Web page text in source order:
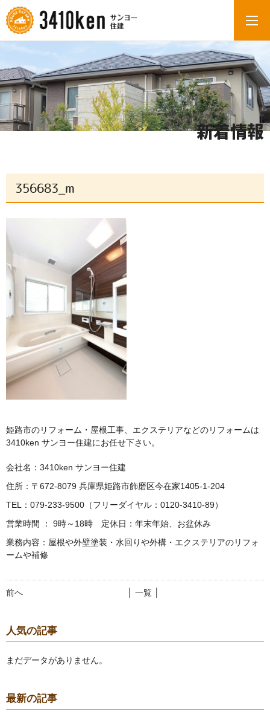
新着情報
356683_m
姫路市のリフォーム・屋根工事、エクステリアなどのリフォームは
3410ken サンヨー住建にお任せ下さい。
会社名：3410ken サンヨー住建
住所：〒672-8079 兵庫県姫路市飾磨区今在家1405-1-204
TEL：079-233-9500（フリーダイヤル：0120-3410-89）
営業時間 ： 9時～18時 定休日：年末年始、お盆休み
業務内容：屋根や外壁塗装・水回りや外構・エクステリアのリフォ
ームや補修
前へ │ 一覧 │
人気の記事
まだデータがありません。
最新の記事